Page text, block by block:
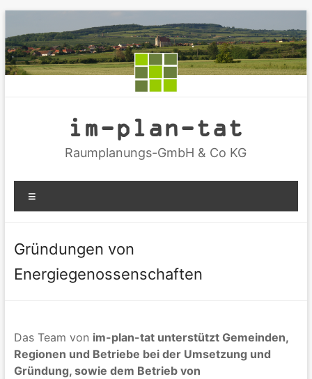
Inhalt
springen
im-plan-tat
Raumplanungs-GmbH & Co KG
Gründungen von
Energiegenossenschaften
Das Team von im-plan-tat unterstützt Gemeinden,
Regionen und Betriebe bei der Umsetzung und
Gründung, sowie dem Betrieb von